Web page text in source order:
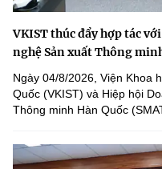
VKIST thúc đẩy hợp tác
nghệ Sản xuất Thông
Ngày 04/8/2026, Viện Khoa
Quốc (VKIST) và Hiệp hội
Thông minh Hàn Quốc